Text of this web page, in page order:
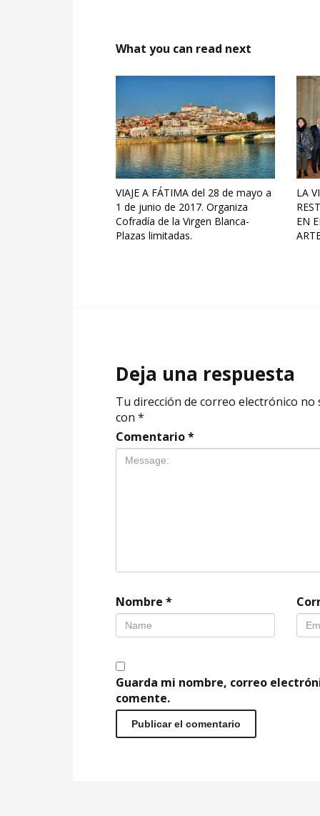
What you can read next
VIAJE A FÁTIMA del 28 de mayo a
1 de junio de 2017. Organiza
Cofradía de la Virgen Blanca-
Plazas limitadas.
LA
EN
Deja una respuesta
Tu dirección de correo electrónico no
con *
Comentario*
Nombre *
Guarda mi nombre, correo
comente.